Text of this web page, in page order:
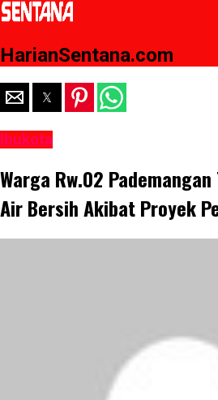
HarianSentana.com
Ibukota
Warga Rw.02
Air Bersih Akibat Proyek